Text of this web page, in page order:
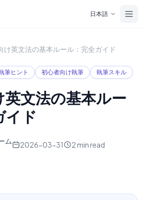
日本語
け英文法の基本ルール：完全ガイド
筆ヒント 初心者向け執筆 執筆スキル
英文法の基本ルー
イド
ム 2026-03-31 2 min read